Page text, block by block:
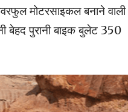
मोटरसाइकल बनाने
बेहद पुरानी बाइक बुलेट 350